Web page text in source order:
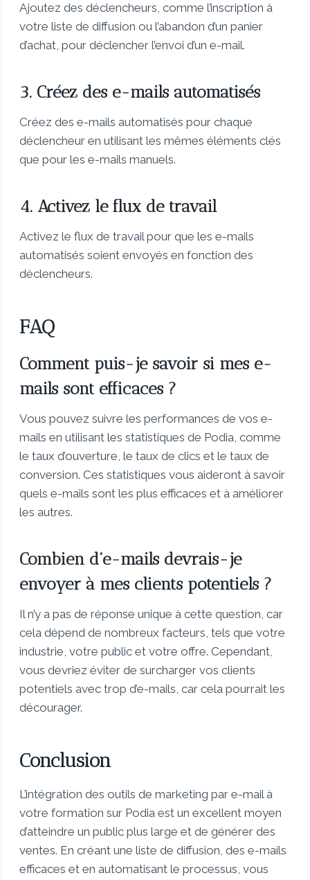
Ajoutez des déclencheurs, comme l’inscription à
votre liste de diffusion ou l’abandon d’un panier
d’achat, pour déclencher l’envoi d’un e-mail.
3. Créez des e-mails automatisés
Créez des e-mails automatisés pour chaque
déclencheur en utilisant les mêmes éléments clés
que pour les e-mails manuels.
4. Activez le flux de travail
Activez le flux de travail pour que les e-mails
automatisés soient envoyés en fonction des
déclencheurs.
FAQ
Comment puis-je savoir si mes e-
mails sont efficaces ?
Vous pouvez suivre les performances de vos e-
mails en utilisant les statistiques de Podia, comme
le taux d’ouverture, le taux de clics et le taux de
conversion. Ces statistiques vous aideront à savoir
quels e-mails sont les plus efficaces et à améliorer
les autres.
Combien d’e-mails devrais-je
envoyer à mes clients potentiels ?
Il n’y a pas de réponse unique à cette question, car
cela dépend de nombreux facteurs, tels que votre
industrie, votre public et votre offre. Cependant,
vous devriez éviter de surcharger vos clients
potentiels avec trop d’e-mails, car cela pourrait les
décourager.
Conclusion
L’intégration des outils de marketing par e-mail à
votre formation sur Podia est un excellent moyen
d’atteindre un public plus large et de générer des
ventes. En créant une liste de diffusion, des e-mails
efficaces et en automatisant le processus, vous